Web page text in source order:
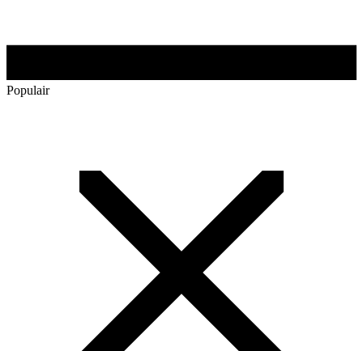
Populair